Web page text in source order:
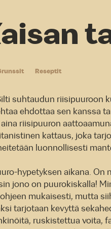
Reseptit
suhtaudun riisipuuroon
ehdottaa sen kanssa
riisipuuron
kattaus, joka
luonnollisesti
hypetyksen aikana. On
jono on puurokiskalla!
mukaisesti, mutta
tarjotaan kevyttä
ruskistettua voita,